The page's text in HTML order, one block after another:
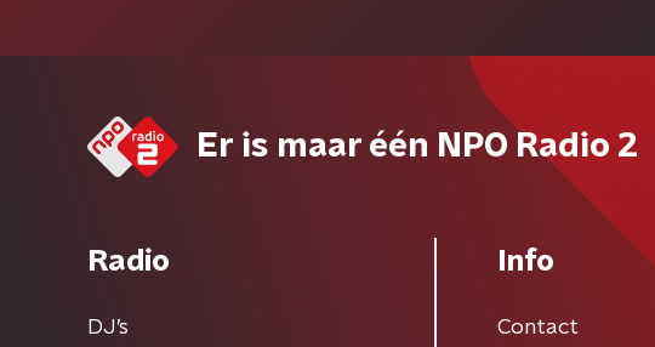
Er is maar één NPO Radio 2
Radio
DJ’s
Info
Contact